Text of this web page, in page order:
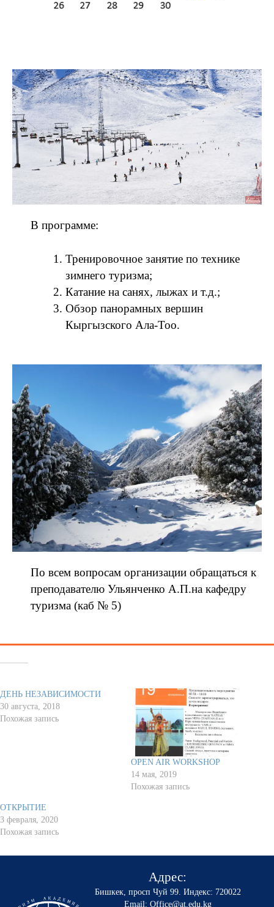
В программе:
Тренировочное занятие по технике
зимнего туризма;
Катание на санях, лыжах и т.д.;
Обзор панорамных вершин
Кыргызского Ала-Тоо.
По всем вопросам организации обращаться к
преподавателю Ульянченко А.П.на кафедру
туризма (каб № 5)
ДЕНЬ НЕЗАВИСИМОСТИ
30 августа, 2018
Похожая запись
OPEN AIR WORKSHOP
14 мая, 2019
Похожая запись
ОТКРЫТИЕ
3 февраля, 2020
Похожая запись
Адрес:
Бишкек, просп Чуй 99. Индекс: 720022
Email: Office@at.edu.kg